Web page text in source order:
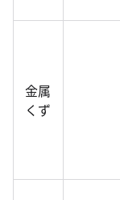
金属
くず